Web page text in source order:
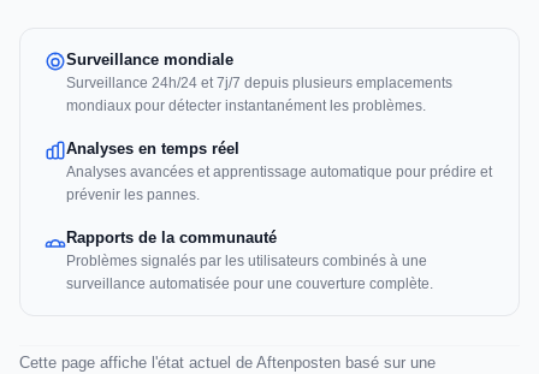
Surveillance mondiale
Surveillance 24h/24 et 7j/7 depuis plusieurs emplacements
mondiaux pour détecter instantanément les problèmes.
Analyses en temps réel
Analyses avancées et apprentissage automatique pour prédire et
prévenir les pannes.
Rapports de la communauté
Problèmes signalés par les utilisateurs combinés à une
surveillance automatisée pour une couverture complète.
Cette page affiche l'état actuel de Aftenposten basé sur une